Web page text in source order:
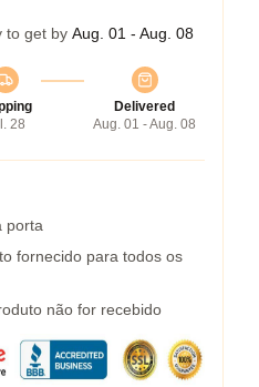
to get by Aug. 01 - Aug. 08
28
Delivered
Aug. 01 - Aug. 08
porta
fornecido para todos os
não for recebido